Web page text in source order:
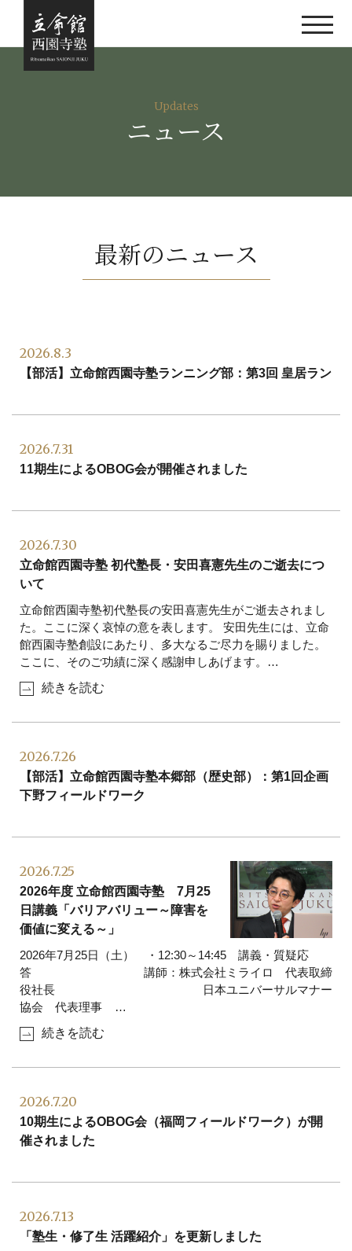
Updates
ニュース
最新のニュース
2026.8.3
【部活】立命館西園寺塾ランニング部：第3回 皇居ラン
2026.7.31
11期生によるOBOG会が開催されました
2026.7.30
立命館西園寺塾 初代塾長・安田喜憲先生のご逝去につ
いて
立命館西園寺塾初代塾長の安田喜憲先生がご逝去されまし
た。ここに深く哀悼の意を表します。 安田先生には、立命
館西園寺塾創設にあたり、多大なるご尽力を賜りました。
ここに、そのご功績に深く感謝申しあげます。
…
続きを読む
2026.7.26
【部活】立命館西園寺塾本郷部（歴史部）：第1回企画
下野フィールドワーク
2026.7.25
2026年度 立命館西園寺塾 7月25
日講義「バリアバリュー～障害を
価値に変える～」
2026年7月25日（土） ・12:30～14:45 講義・質疑応
答 講師：株式会社ミライロ 代表取締
役社長 日本ユニバーサルマナー
協会 代表理事
…
続きを読む
2026.7.20
10期生によるOBOG会（福岡フィールドワーク）が開
催されました
2026.7.13
「塾生・修了生 活躍紹介」を更新しました